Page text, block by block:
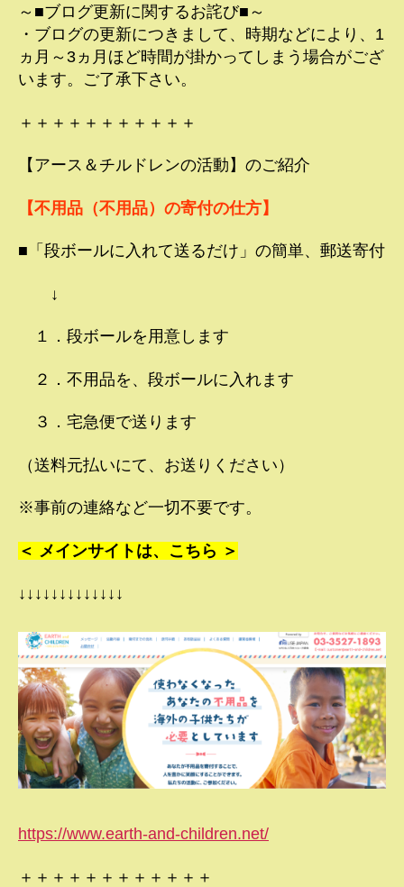
～■ブログ更新に関するお詫び■～
・ブログの更新につきまして、時期などにより、1
ヵ月～3ヵ月ほど時間が掛かってしまう場合がござ
います。ご了承下さい。
＋＋＋＋＋＋＋＋＋＋＋
【アース＆チルドレンの活動】のご紹介
【不用品（不用品）の寄付の仕方】
■「段ボールに入れて送るだけ」の簡単、郵送寄付
↓
１．段ボールを用意します
２．不用品を、段ボールに入れます
３．宅急便で送ります
（送料元払いにて、お送りください）
※事前の連絡など一切不要です。
＜ メインサイトは、こちら ＞
↓↓↓↓↓↓↓↓↓↓↓↓↓
https://www.earth-and-children.net/
＋＋＋＋＋＋＋＋＋＋＋＋